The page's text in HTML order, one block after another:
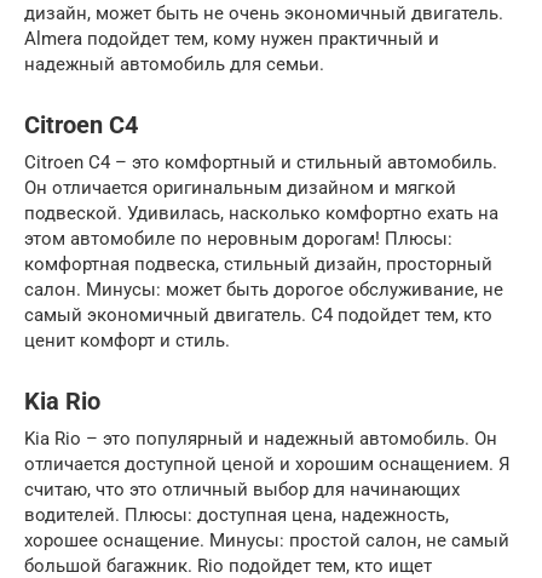
дизайн, может быть не очень экономичный двигатель.
Almera подойдет тем, кому нужен практичный и
надежный автомобиль для семьи.
Citroen C4
Citroen C4 – это комфортный и стильный автомобиль.
Он отличается оригинальным дизайном и мягкой
подвеской. Удивилась, насколько комфортно ехать на
этом автомобиле по неровным дорогам! Плюсы:
комфортная подвеска, стильный дизайн, просторный
салон. Минусы: может быть дорогое обслуживание, не
самый экономичный двигатель. C4 подойдет тем, кто
ценит комфорт и стиль.
Kia Rio
Kia Rio – это популярный и надежный автомобиль. Он
отличается доступной ценой и хорошим оснащением. Я
считаю, что это отличный выбор для начинающих
водителей. Плюсы: доступная цена, надежность,
хорошее оснащение. Минусы: простой салон, не самый
большой багажник. Rio подойдет тем, кто ищет